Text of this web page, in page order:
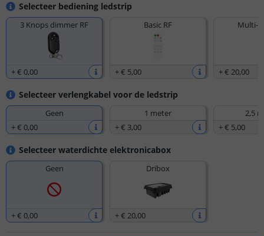
Selecteer bediening ledstrip
3 Knops dimmer RF
+€ 0,00
Basic RF
+€ 5,00
Multi-
+€ 20,00
Selecteer verlengkabel voor de ledstrip
Geen
+€ 0,00
1 meter
+€ 3,00
2,5
+€ 5,00
Selecteer waterdichte elektronicabox
Geen
+€ 0,00
Dribox
+€ 20,00